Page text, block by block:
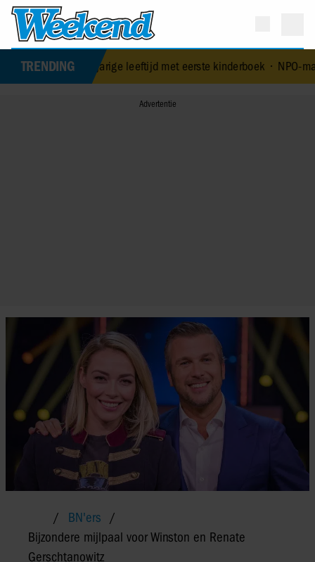
TRENDING
op 84-jarige leeftijd met eerste kinderboek•NPO-manager
BN'ers
Bijzondere mijlpaal voor Winston en Renate
Gerschtanowitz